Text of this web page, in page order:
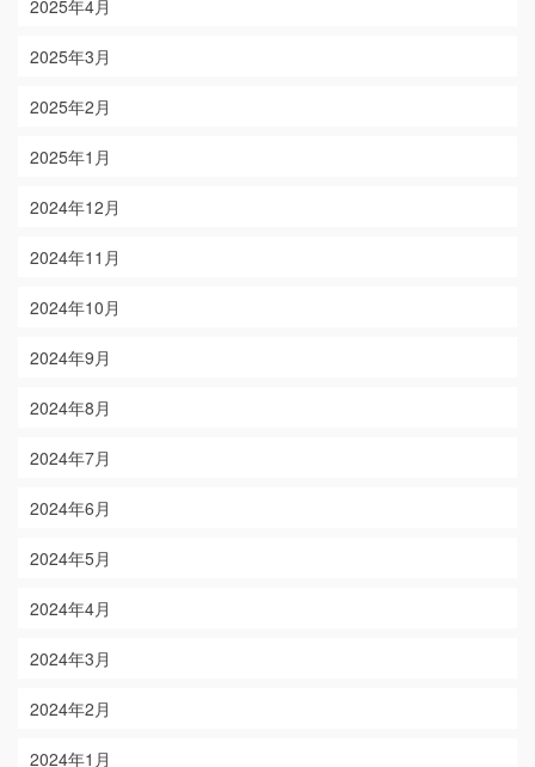
2025年4月
2025年3月
2025年2月
2025年1月
2024年12月
2024年11月
2024年10月
2024年9月
2024年8月
2024年7月
2024年6月
2024年5月
2024年4月
2024年3月
2024年2月
2024年1月